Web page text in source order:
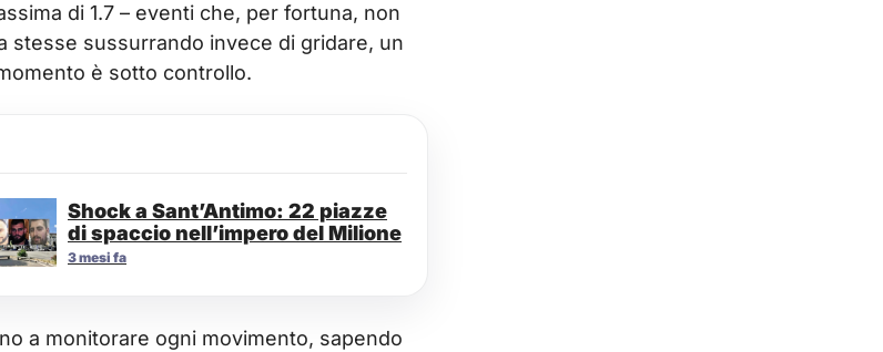
di 1.7 – eventi che, per fortuna, non
stesse sussurrando invece di gridare, un
è sotto controllo.
Shock a Sant’Antimo: 22 piazze
di spaccio nell’impero del Milione
3 mesi fa
a monitorare ogni movimento, sapendo